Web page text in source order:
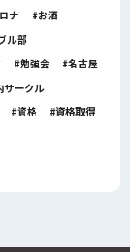
ナ
お酒
ル部
勉強会
名古屋
サークル
資格
資格取得